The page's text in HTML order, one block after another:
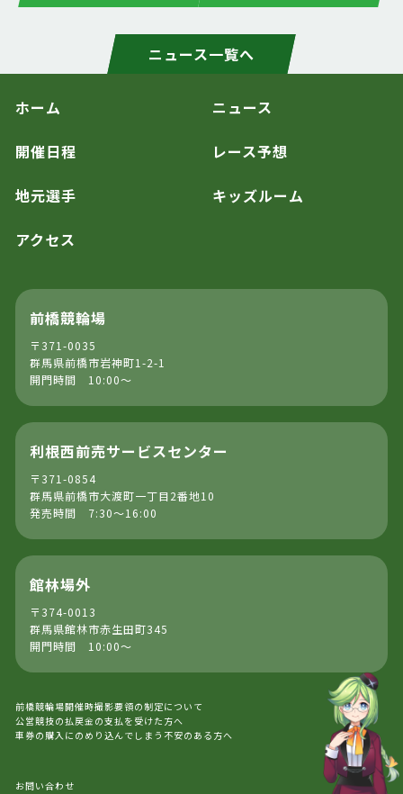
ニュース一覧へ
ホーム ニュース
開催日程 レース予想
地元選手 キッズルーム
アクセス
前橋競輪場
〒371-0035
群馬県前橋市岩神町1-2-1
開門時間 10:00～
利根西前売サービスセンター
〒371-0854
群馬県前橋市大渡町一丁目2番地10
発売時間 7:30～16:00
館林場外
〒374-0013
群馬県館林市赤生田町345
開門時間 10:00～
前橋競輪場開催時撮影要領の制定について
公営競技の払戻金の支払を受けた方へ
車券の購入にのめり込んでしまう不安のある方へ
お問い合わせ